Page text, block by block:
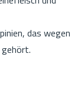
das wegen